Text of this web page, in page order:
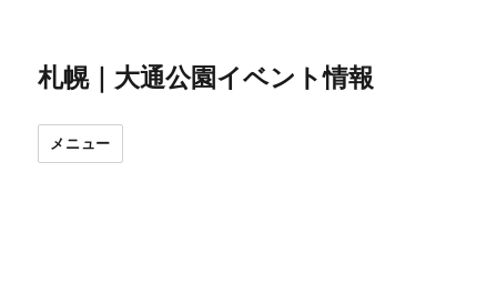
札幌｜大通公園イベント情報
メニュー